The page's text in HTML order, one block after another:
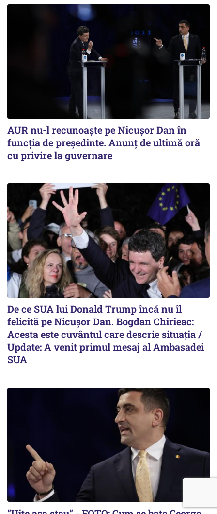
AUR nu-l recunoaște pe Nicușor Dan în
funcția de președinte. Anunț de ultimă oră
cu privire la guvernare
De ce SUA lui Donald Trump încă nu îl
felicită pe Nicușor Dan. Bogdan Chirieac:
Acesta este cuvântul care descrie situația /
Update: A venit primul mesaj al Ambasadei
SUA